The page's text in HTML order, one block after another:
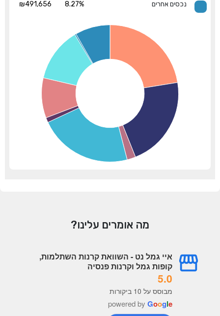
נכסים אחרים 8.27%
₪491,656
מה אומרים עלינו?
איי גמל נט - השוואת קרנות השתלמות,
קופות גמל וקרנות פנסיה
5.0
מבוסס על 10 ביקורות
powered by Google